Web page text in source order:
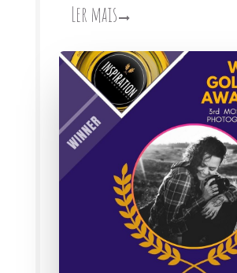
Ler mais